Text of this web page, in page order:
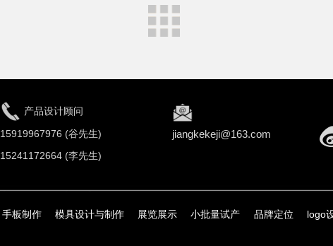
产品设计顾问
15919967976 (谷先生)
15241172664 (李先生)
jiangkekeji@163.com
手板制作 模具设计与制作 展览展示 小批量试产 品牌定位 logo